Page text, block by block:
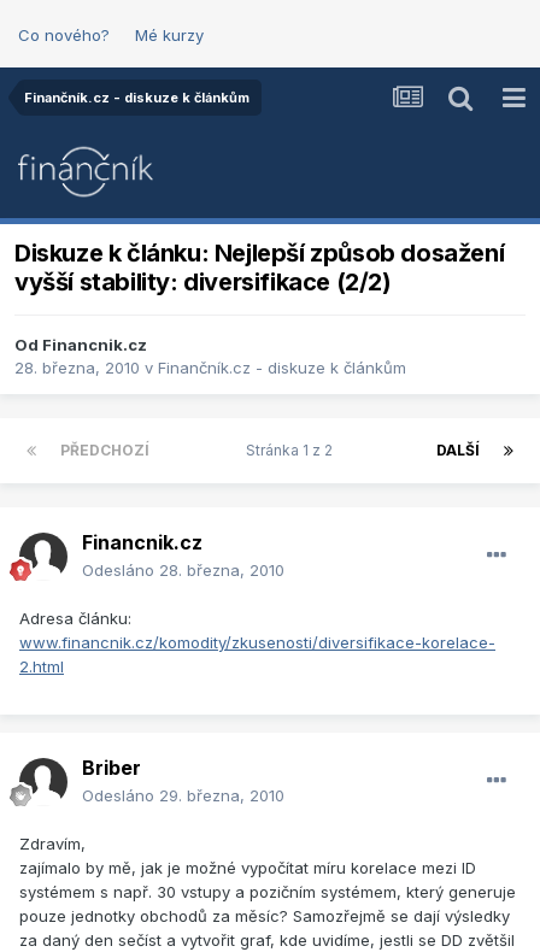
Co nového? Mé kurzy
Finančník.cz - diskuze k článkům
Diskuze k článku: Nejlepší způsob dosažení
vyšší stability: diversifikace (2/2)
Od Financnik.cz
28. března, 2010 v Finančník.cz - diskuze k článkům
PŘEDCHOZÍ DALŠÍ
Stránka 1 z 2
Financnik.cz
Odesláno 28. března, 2010
Adresa článku:
www.financnik.cz/komodity/zkusenosti/diversifikace-korelace-
2.html
Briber
Odesláno 29. března, 2010
Zdravím,
zajímalo by mě, jak je možné vypočítat míru korelace mezi ID
systémem s např. 30 vstupy a pozičním systémem, který generuje
pouze jednotky obchodů za měsíc? Samozřejmě se dají výsledky
za daný den sečíst a vytvořit graf, kde uvidíme, jestli se DD zvětšil